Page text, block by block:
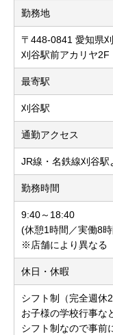
勤務地
〒448-0841 愛知県
刈谷駅前アカリヤ2F
最寄駅
刈谷駅
通勤アクセス
JR線・名鉄線刈谷駅
勤務時間
9:40～18:40
(休憩1時間／実働8
※店舗により異なる
休日・休暇
シフト制（完全週休2
お子様の学校行事な
シフト制なので事前